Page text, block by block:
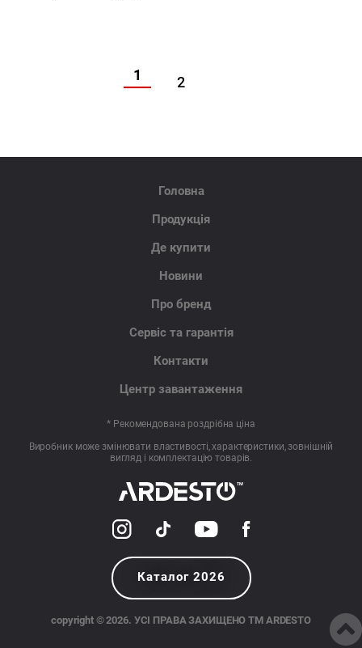
1 2
Головна
Продукція
Де купити
Новини
Про бренд
Сервіс та гарантія
Контакти
Центр завантаження
* Рекомендована роздрібна ціна
Виробник може змінювати властивості, характеристики, зовнішній
вигляд і комплектацію товарів.
Каталог 2026
copyright © 2026. УСІ ПРАВА ЗАХИЩЕНО TM ARDESTO